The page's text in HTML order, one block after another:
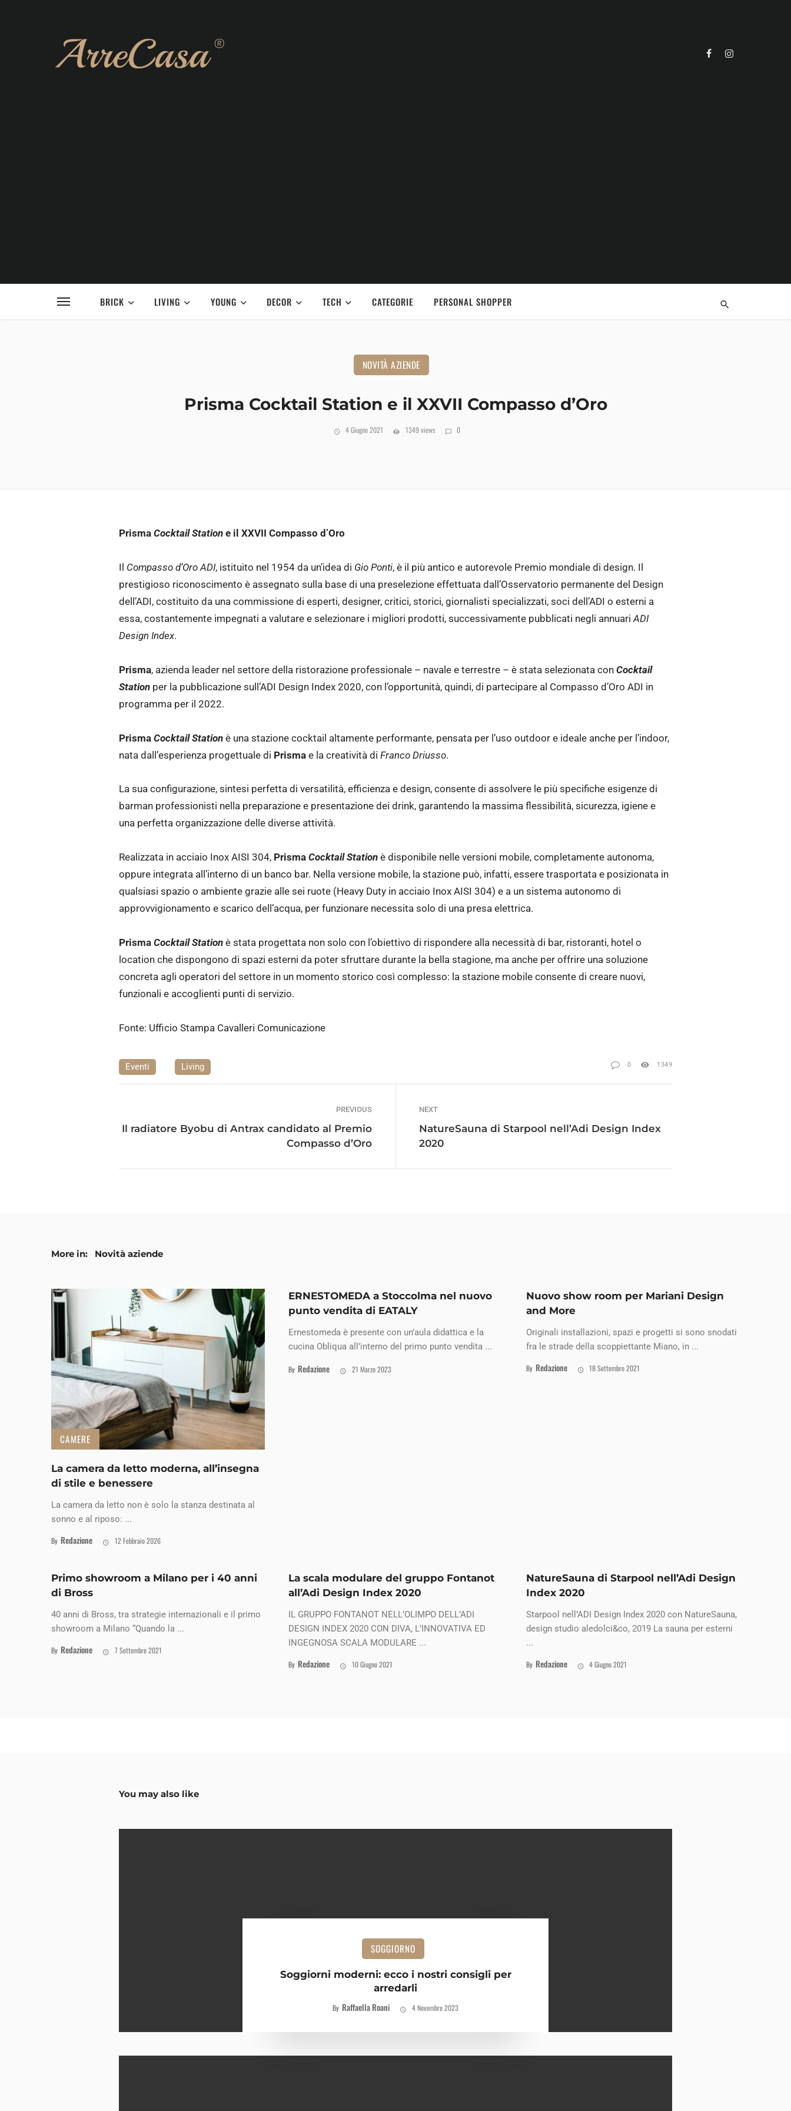
BRICK LIVING YOUNG DECOR TECH CATEGORIE PERSONAL SHOPPER
NOVITÀ AZIENDE
Prisma Cocktail Station e il XXVII Compasso d’Oro
4 Giugno 2021 1349 views 0
Prisma Cocktail Station e il XXVII Compasso d’Oro
Il Compasso d’Oro ADI, istituito nel 1954 da un’idea di Gio Ponti, è il più antico e autorevole Premio mondiale di design. Il
prestigioso riconoscimento è assegnato sulla base di una preselezione effettuata dall’Osservatorio permanente del Design
dell’ADI, costituito da una commissione di esperti, designer, critici, storici, giornalisti specializzati, soci dell’ADI o esterni a
essa, costantemente impegnati a valutare e selezionare i migliori prodotti, successivamente pubblicati negli annuari ADI
Design Index.
Prisma, azienda leader nel settore della ristorazione professionale – navale e terrestre – è stata selezionata con Cocktail
Station per la pubblicazione sull’ADI Design Index 2020, con l’opportunità, quindi, di partecipare al Compasso d’Oro ADI in
programma per il 2022.
Prisma Cocktail Station è una stazione cocktail altamente performante, pensata per l’uso outdoor e ideale anche per l’indoor,
nata dall’esperienza progettuale di Prisma e la creatività di Franco Driusso.
La sua configurazione, sintesi perfetta di versatilità, efficienza e design, consente di assolvere le più specifiche esigenze di
barman professionisti nella preparazione e presentazione dei drink, garantendo la massima flessibilità, sicurezza, igiene e
una perfetta organizzazione delle diverse attività.
Realizzata in acciaio Inox AISI 304, Prisma Cocktail Station è disponibile nelle versioni mobile, completamente autonoma,
oppure integrata all’interno di un banco bar. Nella versione mobile, la stazione può, infatti, essere trasportata e posizionata in
qualsiasi spazio o ambiente grazie alle sei ruote (Heavy Duty in acciaio Inox AISI 304) e a un sistema autonomo di
approvvigionamento e scarico dell’acqua, per funzionare necessita solo di una presa elettrica.
Prisma Cocktail Station è stata progettata non solo con l’obiettivo di rispondere alla necessità di bar, ristoranti, hotel o
location che dispongono di spazi esterni da poter sfruttare durante la bella stagione, ma anche per offrire una soluzione
concreta agli operatori del settore in un momento storico così complesso: la stazione mobile consente di creare nuovi,
funzionali e accoglienti punti di servizio.
Fonte: Ufficio Stampa Cavalleri Comunicazione
Eventi Living 0 1349
PREVIOUS
Il radiatore Byobu di Antrax candidato al Premio
Compasso d’Oro
NEXT
NatureSauna di Starpool nell’Adi Design Index
2020
More in: Novità aziende
CAMERE
La camera da letto moderna, all’insegna
di stile e benessere
La camera da letto non è solo la stanza destinata al
sonno e al riposo: ...
By Redazione 12 Febbraio 2026
ERNESTOMEDA a Stoccolma nel nuovo
punto vendita di EATALY
Ernestomeda è presente con un’aula didattica e la
cucina Obliqua all’interno del primo punto vendita ...
By Redazione 21 Marzo 2023
Nuovo show room per Mariani Design
and More
Originali installazioni, spazi e progetti si sono snodati
fra le strade della scoppiettante Miano, in ...
By Redazione 18 Settembre 2021
Primo showroom a Milano per i 40 anni
di Bross
40 anni di Bross, tra strategie internazionali e il primo
showroom a Milano “Quando la ...
By Redazione 7 Settembre 2021
La scala modulare del gruppo Fontanot
all’Adi Design Index 2020
IL GRUPPO FONTANOT NELL’OLIMPO DELL’ADI
DESIGN INDEX 2020 CON DIVA, L’INNOVATIVA ED
INGEGNOSA SCALA MODULARE ...
By Redazione 10 Giugno 2021
NatureSauna di Starpool nell’Adi Design
Index 2020
Starpool nell’ADI Design Index 2020 con NatureSauna,
design studio aledolci&co, 2019 La sauna per esterni
...
By Redazione 4 Giugno 2021
You may also like
SOGGIORNO
Soggiorni moderni: ecco i nostri consigli per
arredarli
By Raffaella Roani 4 Novembre 2023